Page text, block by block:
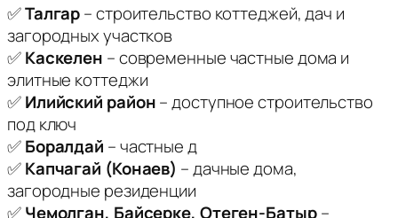
✅Талгар– строительство коттеджей, дач и
загородных участков
✅Каскелен – современные частные дома и
элитные коттеджи
✅Илийский район– доступное строительство
под ключ
✅Боралдай – частные д
✅Капчагай (Конаев) – дачные дома,
загородные резиденции
✅Чемолган, Байсерке, Отеген-Батыр–